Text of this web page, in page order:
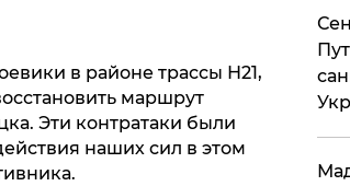
в районе трассы Н21,
маршрут
Эти контратаки были
наших сил в этом